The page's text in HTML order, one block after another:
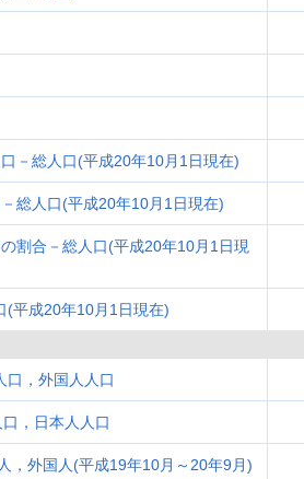
－総人口(平成20年10月1日現在)
総人口(平成20年10月1日現在)
割合－総人口(平成20年10月1日現
(平成20年10月1日現在)
口，外国人人口
，日本人人口
，外国人(平成19年10月～20年9月)